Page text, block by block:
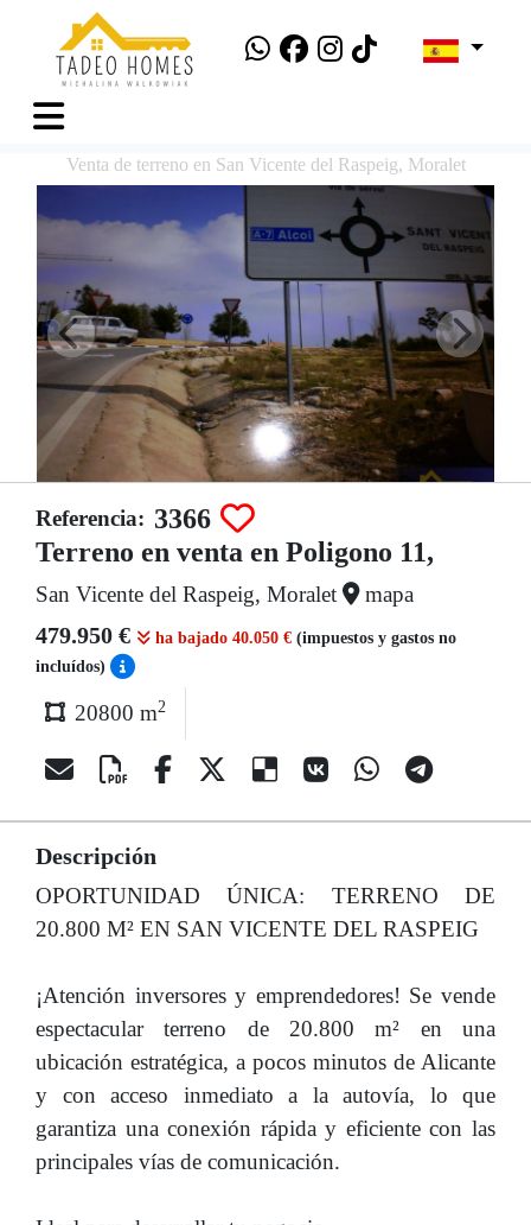
Venta de terreno en San Vicente del Raspeig, Moralet
Referencia: 3366
Terreno en venta en Poligono 11,
San Vicente del Raspeig, Moralet mapa
479.950 € ha bajado 40.050 € (impuestos y gastos no
incluídos)
20800 m2
Descripción
OPORTUNIDAD ÚNICA: TERRENO DE
20.800 M² EN SAN VICENTE DEL RASPEIG
¡Atención inversores y emprendedores! Se vende
espectacular terreno de 20.800 m² en una
ubicación estratégica, a pocos minutos de Alicante
y con acceso inmediato a la autovía, lo que
garantiza una conexión rápida y eficiente con las
principales vías de comunicación.